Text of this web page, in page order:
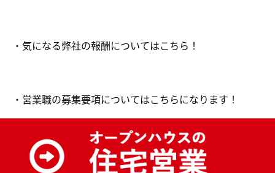
・気になる弊社の報酬についてはこちら！
・営業職の募集要項についてはこちらになります！